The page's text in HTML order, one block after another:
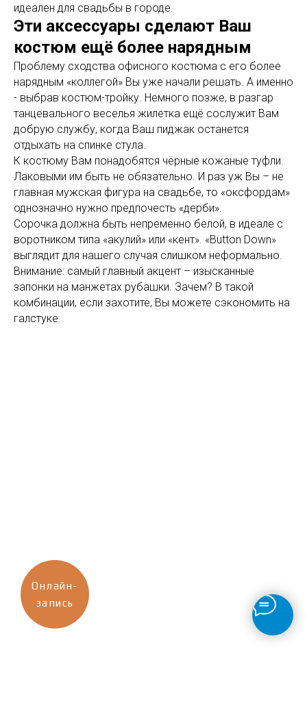
идеален для свадьбы в городе.
Эти аксессуары сделают Ваш
костюм ещё более нарядным
Проблему сходства офисного костюма с его более
нарядным «коллегой» Вы уже начали решать. А именно
- выбрав костюм-тройку. Немного позже, в разгар
танцевального веселья жилетка ещё сослужит Вам
добрую службу, когда Ваш пиджак останется
отдыхать на спинке стула.
К костюму Вам понадобятся чёрные кожаные туфли.
Лаковыми им быть не обязательно. И раз уж Вы – не
главная мужская фигура на свадьбе, то «оксфордам»
однозначно нужно предпочесть «дерби».
Сорочка должна быть непременно белой, в идеале с
воротником типа «акулий» или «кент». «Button Down»
выглядит для нашего случая слишком неформально.
Внимание: самый главный акцент – изысканные
запонки на манжетах рубашки. Зачем? В такой
комбинации, если захотите, Вы можете сэкономить на
галстуке.
Онлайн-
запись